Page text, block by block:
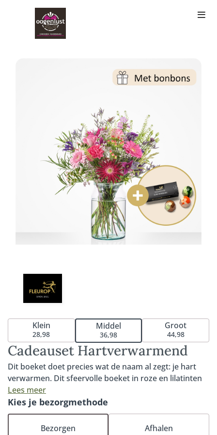
Cadeauset Hartverwarmend
Dit boeket doet precies wat de naam al zegt: je hart
verwarmen. Dit sfeervolle boeket in roze en lilatinten
kenmerkt zich door de opvallende gerbera, kleurrijke
roos en prachtige anjer. Een boeket dat zeker in de
smaak zal vallen dankzij de warme tinten en het
compacte formaat. Het boeket Hartverwarmend
Lees meer
Klein
28,98
Middel
36,98
Groot
44,98
Kies je bezorgmethode
Bezorgen Afhalen